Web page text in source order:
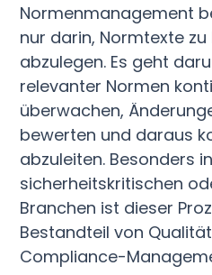
Normenmanagement
nur darin, Normtexte
abzulegen. Es geht
relevanter Normen
überwachen,
bewerten und daraus
abzuleiten. Besonders
sicherheitskritischen
Branchen ist dieser
Bestandteil von
Compliance-